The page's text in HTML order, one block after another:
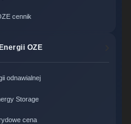
cennik
OZE
odnawialnej
Storage
cena